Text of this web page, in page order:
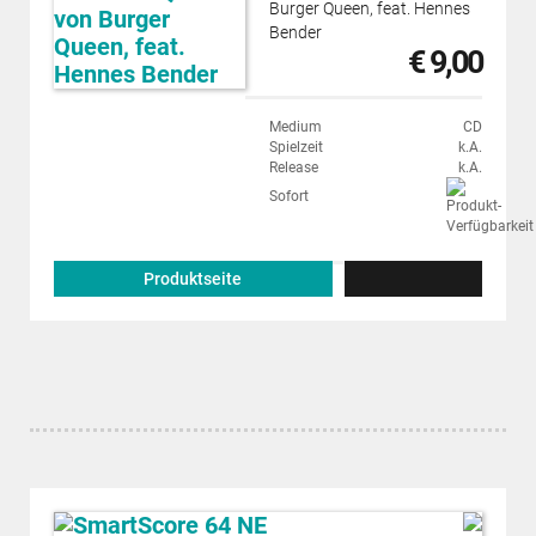
Burger Queen, feat. Hennes
Bender
€ 9,00
Medium
CD
Spielzeit
k.A.
Release
k.A.
Sofort
Produktseite